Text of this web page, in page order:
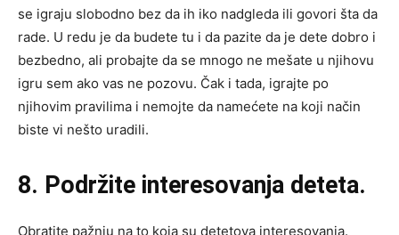
se igraju slobodno bez da ih iko nadgleda ili govori šta da
rade. U redu je da budete tu i da pazite da je dete dobro i
bezbedno, ali probajte da se mnogo ne mešate u njihovu
igru sem ako vas ne pozovu. Čak i tada, igrajte po
njihovim pravilima i nemojte da namećete na koji način
biste vi nešto uradili.
8. Podržite interesovanja deteta.
Obratite pažnju na to koja su detetova interesovanja.